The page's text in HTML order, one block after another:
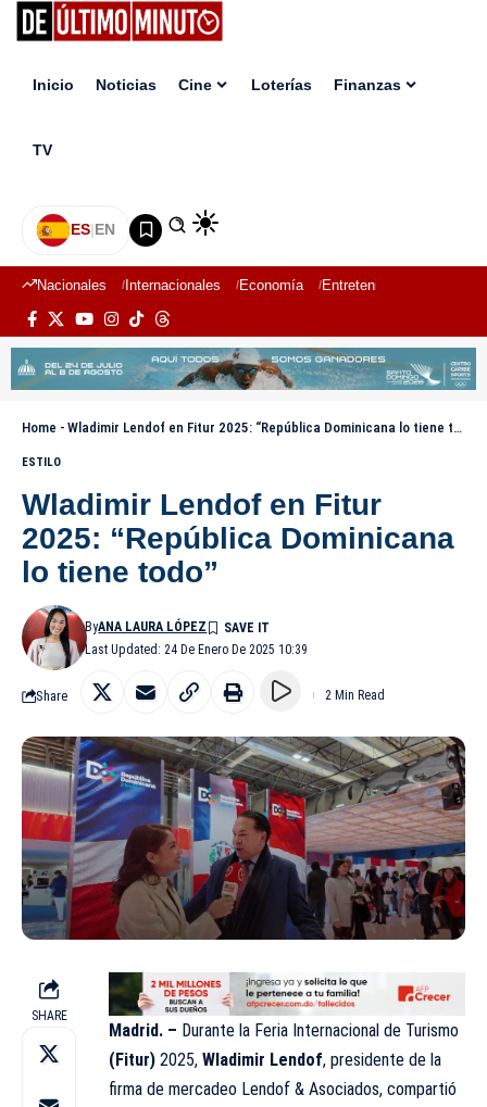
Inicio Noticias Cine Loterías Finanzas
TV
ES|EN
Nacionales Internacionales Economía Entretenimiento
Home - Wladimir Lendof en Fitur 2025: “República Dominicana lo tiene todo”
ESTILO
Wladimir Lendof en Fitur
2025: “República Dominicana
lo tiene todo”
Last Updated: 24 De Enero De 2025 10:39
ByANA LAURA LÓPEZ
Share 2 Min Read
SHARE
Madrid. – Durante la Feria Internacional de Turismo
(Fitur) 2025, Wladimir Lendof, presidente de la
firma de mercadeo Lendof & Asociados, compartió